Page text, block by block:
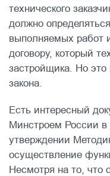
технического
должно
выполняемых работ
договору, который
застройщика. Но
закона.
Есть интересный
Минстроем России в
утверждении
осуществление
Несмотря на то, что